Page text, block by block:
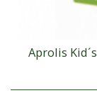
Aprolis